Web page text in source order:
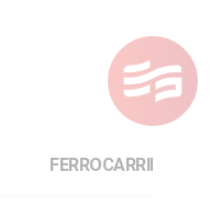
FERROCARRILES